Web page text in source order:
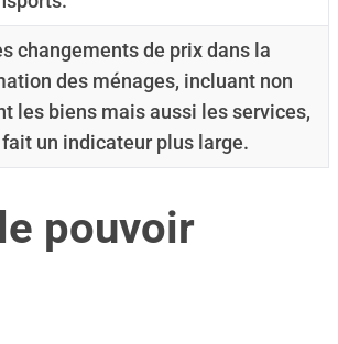
changements de prix dans la
des ménages, incluant non
les biens mais aussi les services,
un indicateur plus large.
pouvoir